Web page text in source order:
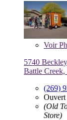
Voir
5740
Battle
(269)
Ouvert
(Old
Store)